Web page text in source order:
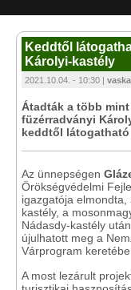
Keddtől
Károlyi-kastély
2021.10.04. - 10:30 |
Átadták a több
füzérradványi
keddtől látogatható
Az ünnepségen
Örökségvédelmi
igazgatója elmondta,
kastély, a
Nádasdy-kastély
újulhatott meg a
Várprogram
A most lezárult